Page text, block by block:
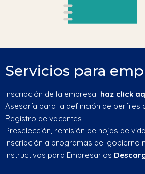
Servicios para
Inscripción de la empresa haz click
Asesoría para la definición de perfiles
Registro de vacantes
Preselección, remisión de hojas de vida
Inscripción a programas del gobierno
Instructivos para Empresarios